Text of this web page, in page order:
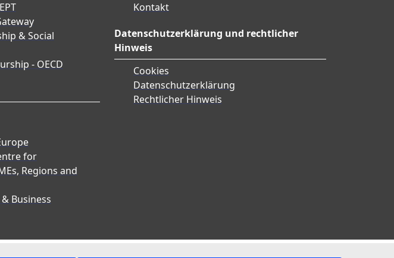
& Social
- OECD
for
Regions and
Business
Kontakt
Datenschutzerklärung und rechtlicher
Hinweis
Cookies
Datenschutzerklärung
Rechtlicher Hinweis